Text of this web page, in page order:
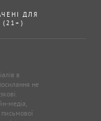
ДЛЯ
в
не
медіа,